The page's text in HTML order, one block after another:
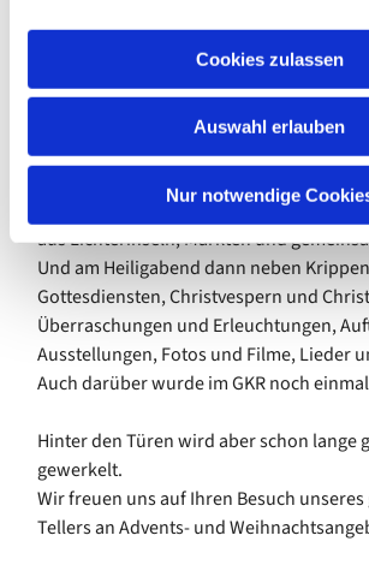
Cookies zulassen
Auswahl erlauben
Nur notwendige
zeichnete sich in den vergangenen
einen sehr hohen Krankenstand bei den
aus. Wir freuen uns, dass ab heute alle
einigermaßen genesen sind!
Denn der Advent steht vor der Tür und
Gemeinde ein vielfältiges
aus Lichterinseln, Märkten und
Und am Heiligabend dann neben
Gottesdiensten, Christvespern und
Überraschungen und Erleuchtungen,
Ausstellungen, Fotos und Filme, Lieder
Auch darüber wurde im GKR noch
Hinter den Türen wird aber schon lange
gewerkelt.
Wir freuen uns auf Ihren Besuch
Tellers an Advents- und